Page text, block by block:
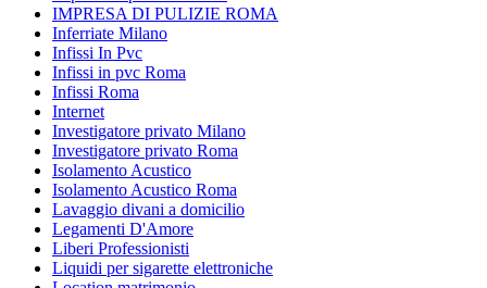
IMPRESA DI PULIZIE ROMA
Inferriate Milano
Infissi In Pvc
Infissi in pvc Roma
Infissi Roma
Internet
Investigatore privato Milano
Investigatore privato Roma
Isolamento Acustico
Isolamento Acustico Roma
Lavaggio divani a domicilio
Legamenti D'Amore
Liberi Professionisti
Liquidi per sigarette elettroniche